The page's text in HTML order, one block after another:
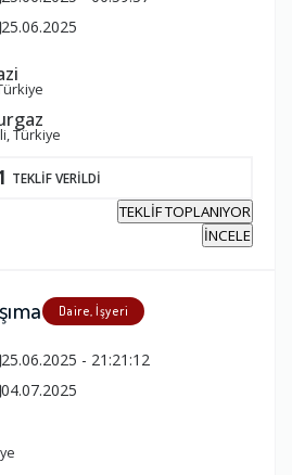
25.06.2025
Türkiye
TEKLİF VERİLDİ
TEKLİF TOPLANIYOR
İNCELE
Daire, İşyeri
25.06.2025 - 21:21:12
04.07.2025